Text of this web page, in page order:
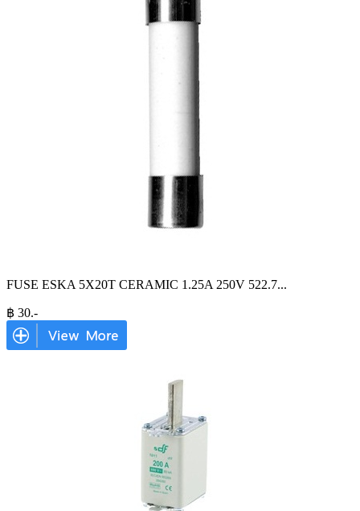
FUSE ESKA 5X20T CERAMIC 1.25A 250V 522.7...
฿ 30.-